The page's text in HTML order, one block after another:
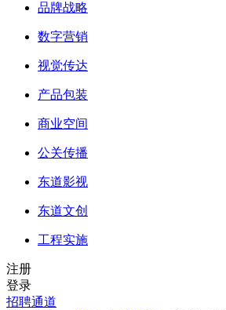
品牌战略
数字营销
视觉传达
产品包装
商业空间
公关传播
东道影视
东道文创
工程实施
注册
登录
招聘通道